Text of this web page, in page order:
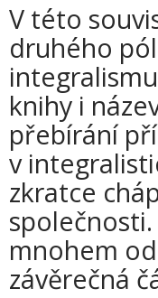
V této
druhého
knihy i
přebírání
v
zkratce
mnohem
závěrečná